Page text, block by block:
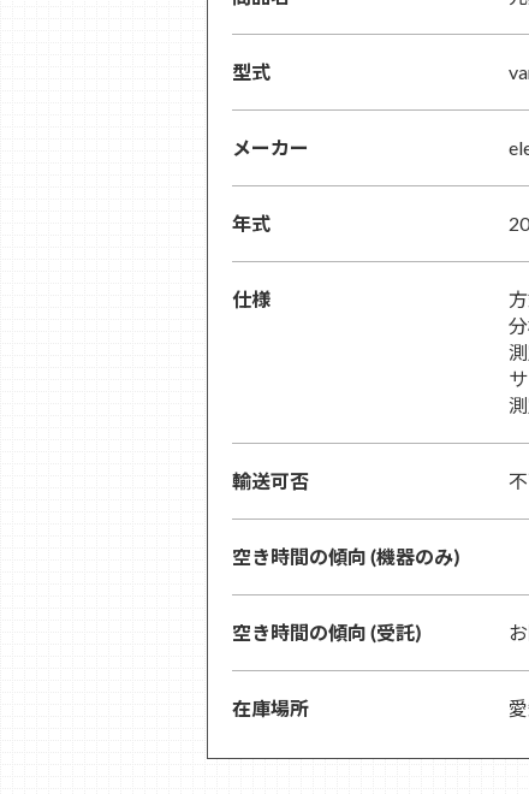
型式
メーカー
年式
仕様
輸送可否
空き時間の傾向 (機器のみ)
空き時間の傾向 (受託)
在庫場所